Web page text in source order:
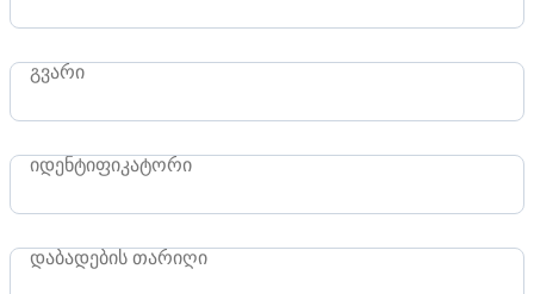
გვარი
იდენტიფიკატორი
დაბადების თარიღი